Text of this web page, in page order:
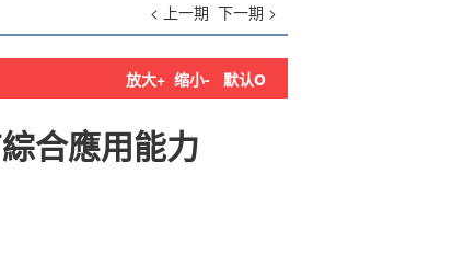
< 上一期 下一期 >
放大+ 缩小- 默认o
合應用能力